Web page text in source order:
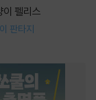
이 펠리스
판타지